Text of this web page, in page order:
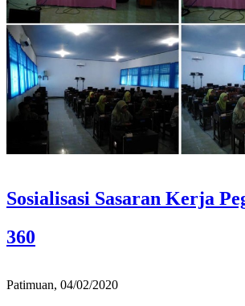
Sosialisasi Sasaran Kerja
360
Patimuan, 04/02/2020